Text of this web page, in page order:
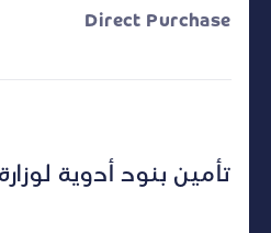
Direct Purchase
تأمين بنود أدوية